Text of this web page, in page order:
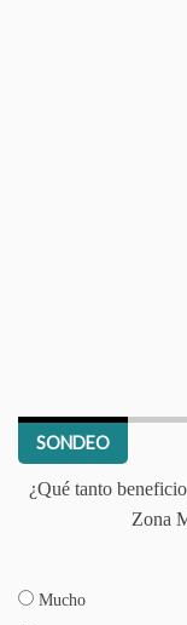
SONDEO
¿Qué tanto
Zona
Mucho